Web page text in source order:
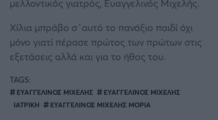
μελλοντικός γιατρός, Ευαγγελινός Μιχελής.
Χίλια μπράβο σ΄αυτό το πανάξιο παιδί όχι
μόνο γιατί πέρασε πρώτος των πρώτων στις
εξετάσεις αλλά και για το ήθος του.
TAGS:
ΕΥΑΓΓΕΛΙΝΟΣ ΜΙΧΕΛΗΣ
ΕΥΑΓΓΕΛΙΝΟΣ ΜΙΧΕΛΗΣ
ΙΑΤΡΙΚΗ
ΕΥΑΓΓΕΛΙΝΟΣ ΜΙΧΕΛΗΣ ΜΟΡΙΑ